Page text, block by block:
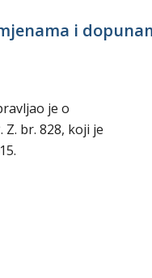
i
je o
br. 828, koji je